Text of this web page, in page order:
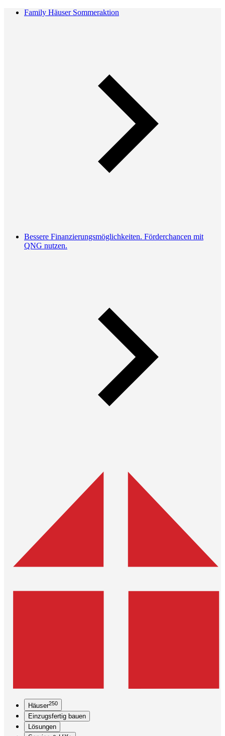
Family Häuser Sommeraktion
Bessere Finanzierungsmöglichkeiten. Förderchancen mit
QNG nutzen.
Häuser250
Einzugsfertig bauen
Lösungen